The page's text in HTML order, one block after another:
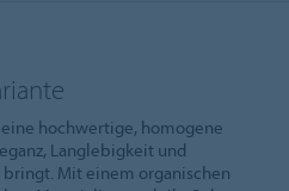
hochwertige, homogene
Langlebigkeit und
Mit einem organischen